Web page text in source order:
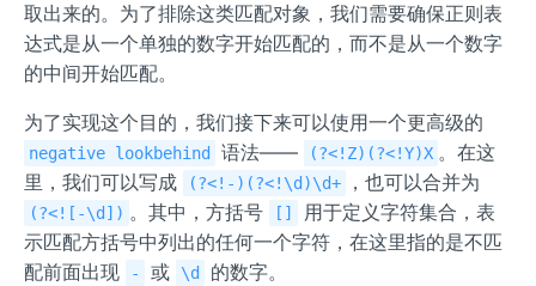
取出来的。为了排除这类匹配对象，我们需要确保正则表
达式是从一个单独的数字开始匹配的，而不是从一个数字
的中间开始匹配。
为了实现这个目的，我们接下来可以使用一个更高级的
negative lookbehind 语法—— (?<!Z)(?<!Y)X 。在这
里，我们可以写成
(?<!-)(?<!\d)\d+ ，也可以合并为
(?<![-\d]) 。其中，方括号 []
用于定义字符集合，表
示匹配方括号中列出的任何一个字符，在这里指的是不匹
配前面出现
- 或 \d 的数字。